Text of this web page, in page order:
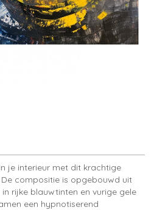
je interieur met dit krachtige
De compositie is opgebouwd uit
rijke blauwtinten en vurige gele
een hypnotiserend